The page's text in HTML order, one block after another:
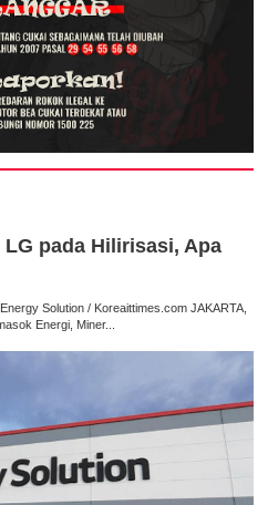
pada Hilirisasi, Apa
Solution / Koreaittimes.com JAKARTA,
Energi, Miner...